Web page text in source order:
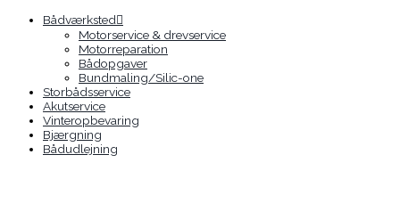
Bådværksted
Motorservice & drevservice
Motorreparation
Bådopgaver
Bundmaling/Silic-one
Storbådsservice
Akutservice
Vinteropbevaring
Bjærgning
Bådudlejning